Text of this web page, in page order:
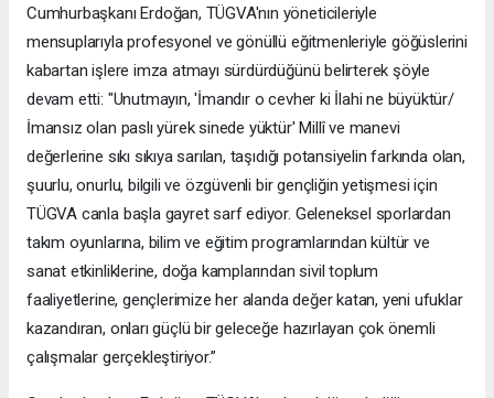
Cumhurbaşkanı Erdoğan, TÜGVA'nın yöneticileriyle
mensuplarıyla profesyonel ve gönüllü eğitmenleriyle göğüslerini
kabartan işlere imza atmayı sürdürdüğünü belirterek şöyle
devam etti: "Unutmayın, 'İmandır o cevher ki İlahi ne büyüktür/
İmansız olan paslı yürek sinede yüktür' Millî ve manevi
değerlerine sıkı sıkıya sarılan, taşıdığı potansiyelin farkında olan,
şuurlu, onurlu, bilgili ve özgüvenli bir gençliğin yetişmesi için
TÜGVA canla başla gayret sarf ediyor. Geleneksel sporlardan
takım oyunlarına, bilim ve eğitim programlarından kültür ve
sanat etkinliklerine, doğa kamplarından sivil toplum
faaliyetlerine, gençlerimize her alanda değer katan, yeni ufuklar
kazandıran, onları güçlü bir geleceğe hazırlayan çok önemli
çalışmalar gerçekleştiriyor.”